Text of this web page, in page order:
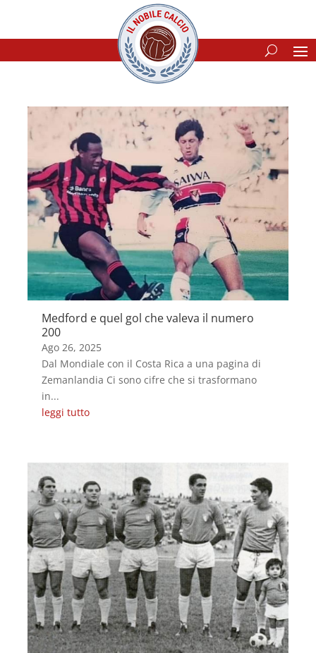
Medford e quel gol che valeva il numero
200
Ago 26, 2025
Dal Mondiale con il Costa Rica a una pagina di
Zemanlandia Ci sono cifre che si trasformano
in...
leggi tutto